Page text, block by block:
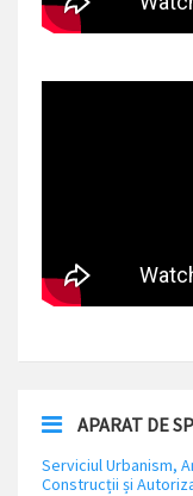
APARAT DE
Serviciul Urbanism,
Construcții și